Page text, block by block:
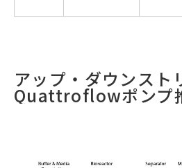
アップ・ダウンスト
Quattroflowポンプ